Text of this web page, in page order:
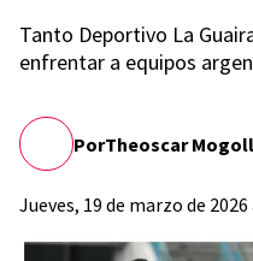
Tanto Deportivo La
enfrentar a equipos
PorTheoscar
Jueves, 19 de marzo de